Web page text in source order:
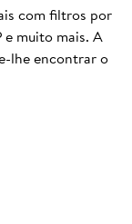
com filtros por
muito mais. A
lhe encontrar o